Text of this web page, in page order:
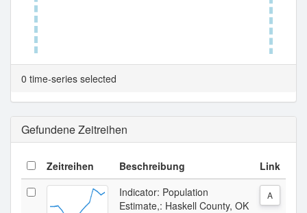
Tabellenansicht.
0 time-series selected
Gefundene Zeitreihen
Zeitreihen Beschreibung Link
Indicator: Population
Estimate,: Haskell County, OK
A